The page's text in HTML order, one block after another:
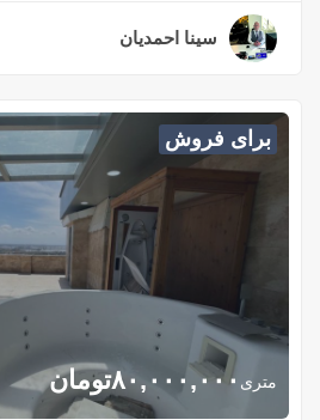
سینا احمدیان
برای فروش
متری ۸۰,۰۰۰,۰۰۰تومان